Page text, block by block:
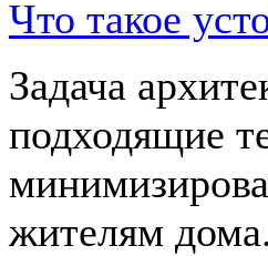
Что такое
Задача
подходящие
жителям дома.